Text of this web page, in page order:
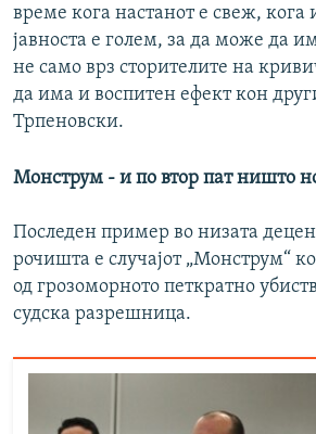
време кога настанот е свеж, кога
јавноста е голем, за да може да
не само врз сторителите на
да има и воспитен ефект кон
Трпеновски.
Монструм - и по втор пат ништо
Последен пример во низата
рочишта е случајот „Монструм“
од грозоморното петкратно
судска разрешница.